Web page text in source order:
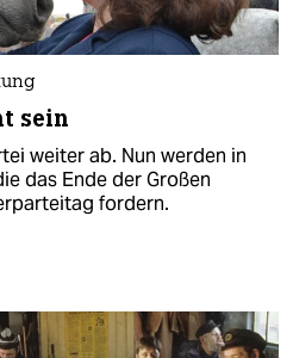
sein
weiter ab. Nun werden in
das Ende der Großen
fordern.